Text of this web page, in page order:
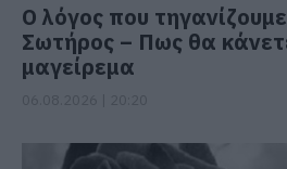
Ο λόγος που
Σωτήρος – Πως θα
μαγείρεμα